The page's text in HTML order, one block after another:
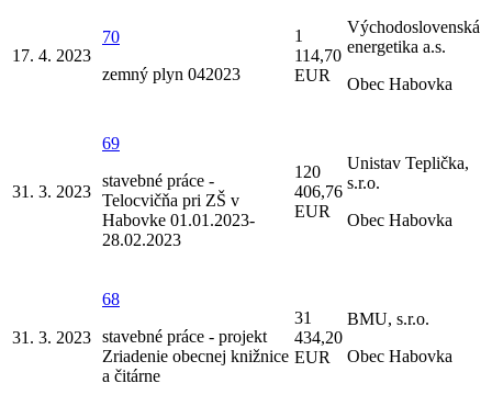
17. 4. 2023
70
zemný plyn 042023
1
114,70
EUR
Východoslovenská
energetika a.s.
Obec Habovka
31. 3. 2023
69
stavebné práce -
Telocvičňa pri ZŠ v
Habovke 01.01.2023-
28.02.2023
120
406,76
EUR
Unistav Teplička,
s.r.o.
Obec Habovka
31. 3. 2023
68
stavebné práce - projekt
Zriadenie obecnej knižnice
a čitárne
31
434,20
EUR
BMU, s.r.o.
Obec Habovka